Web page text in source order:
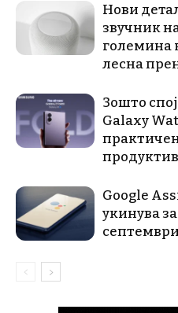
Нови
звучник
големина
лесна
Зошто
Galaxy
Google
укинува
септември